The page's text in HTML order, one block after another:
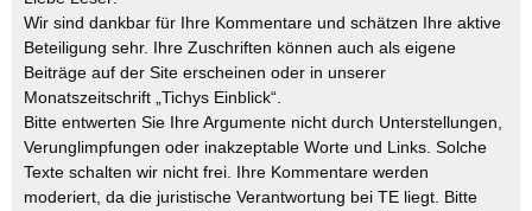
Wir sind dankbar für Ihre Kommentare und schätzen Ihre aktive
Beteiligung sehr. Ihre Zuschriften können auch als eigene
Beiträge auf der Site erscheinen oder in unserer
Monatszeitschrift „Tichys Einblick“.
Bitte entwerten Sie Ihre Argumente nicht durch Unterstellungen,
Verunglimpfungen oder inakzeptable Worte und Links. Solche
Texte schalten wir nicht frei. Ihre Kommentare werden
moderiert, da die juristische Verantwortung bei TE liegt. Bitte